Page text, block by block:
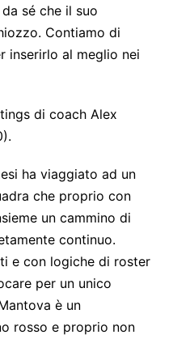
sé che il suo
Contiamo di
inserirlo al meglio nei
di coach Alex
ha viaggiato ad un
che proprio con
un cammino di
continuo.
e con logiche di roster
per un unico
è un
rosso e proprio non